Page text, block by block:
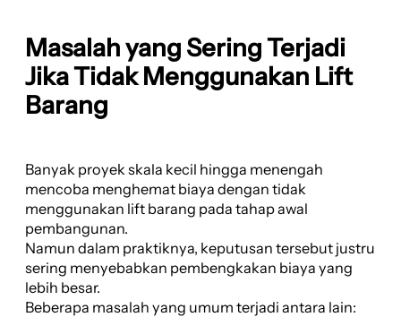
Masalah yang Sering Terjadi
Jika Tidak Menggunakan Lift
Barang
Banyak proyek skala kecil hingga menengah
mencoba menghemat biaya dengan tidak
menggunakan lift barang pada tahap awal
pembangunan.
Namun dalam praktiknya, keputusan tersebut justru
sering menyebabkan pembengkakan biaya yang
lebih besar.
Beberapa masalah yang umum terjadi antara lain: